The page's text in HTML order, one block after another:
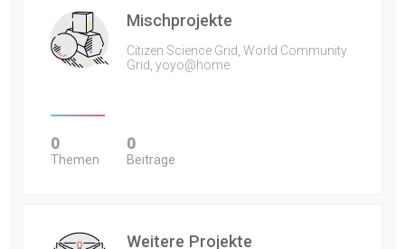
Mischprojekte
Citizen Science Grid, World Community
Grid, yoyo@home
0
Themen
0
Beiträge
Weitere Projekte